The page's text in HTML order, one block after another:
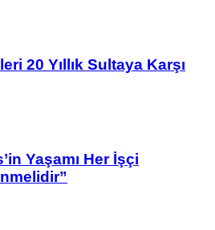
20 Yıllık Sultaya Karşı
Yaşamı Her İşçi